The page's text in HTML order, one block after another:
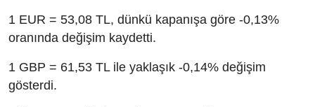
1 EUR = 53,08 TL, dünkü kapanışa göre -0,13%
oranında değişim kaydetti.
1 GBP = 61,53 TL ile yaklaşık -0,14% değişim
gösterdi.